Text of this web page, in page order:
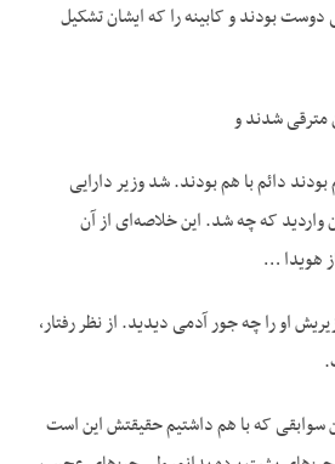
بودند و کابینه را که ایشان تشکیل
شدند و
دائم با هم بودند. شد وزیر دارایی
واردید که چه شد. این خلاصه‌ای از آن
هویدا …
او را چه جور آدمی دیدید. از نظر رفتار،
سوابقی که با هم داشتیم حقیقتش این است